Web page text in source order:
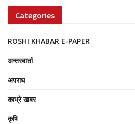
Categories
ROSHI KHABAR E-PAPER
अन्तरबार्ता
अपराध
काभ्रे खबर
कृषि